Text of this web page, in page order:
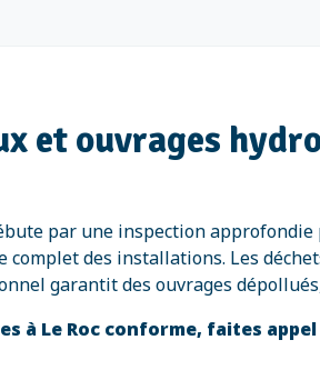
et ouvrages
par une inspection
des installations. Les
garantit des ouvrages
à Le Roc conforme, faites